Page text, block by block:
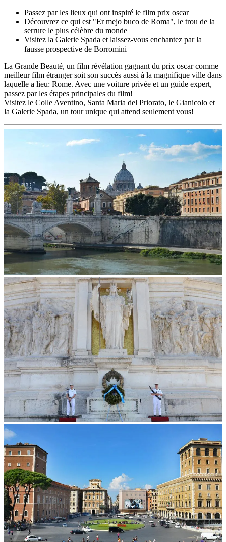
Passez par les lieux qui ont inspiré le film prix oscar
Découvrez ce qui est "Er mejo buco de Roma", le trou de la
serrure le plus célèbre du monde
Visitez la Galerie Spada et laissez-vous enchantez par la
fausse prospective de Borromini
La Grande Beauté, un film révélation gagnant du prix oscar comme
meilleur film étranger soit son succès aussi à la magnifique ville dans
laquelle a lieu: Rome. Avec une voiture privée et un guide expert,
passez par les étapes principales du film!
Visitez le Colle Aventino, Santa Maria del Priorato, le Gianicolo et
la Galerie Spada, un tour unique qui attend seulement vous!